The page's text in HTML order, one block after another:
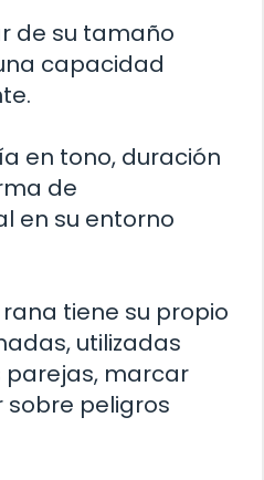
de su tamaño
capacidad
en tono, duración
de
en su entorno
tiene su propio
utilizadas
marcar
peligros